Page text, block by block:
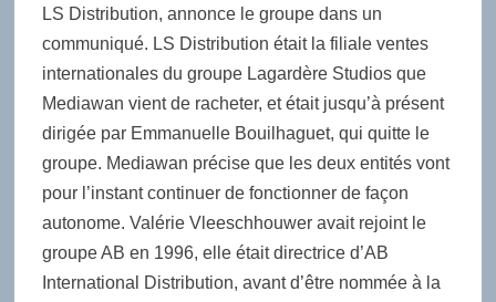
LS Distribution, annonce le groupe dans un
communiqué. LS Distribution était la filiale ventes
internationales du groupe Lagardère Studios que
Mediawan vient de racheter, et était jusqu’à présent
dirigée par Emmanuelle Bouilhaguet, qui quitte le
groupe. Mediawan précise que les deux entités vont
pour l’instant continuer de fonctionner de façon
autonome. Valérie Vleeschhouwer avait rejoint le
groupe AB en 1996, elle était directrice d’AB
International Distribution, avant d’être nommée à la